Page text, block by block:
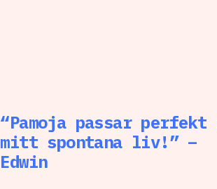
“Pamoja passar
mitt spontana liv!” –
Edwin